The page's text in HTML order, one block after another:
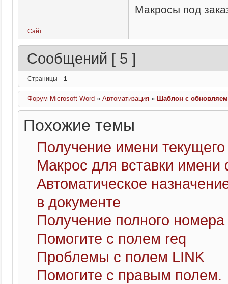
Макросы под
Сайт
Сообщений [ 5 ]
Страницы 1
Форум Microsoft Word »Автоматизация » Шаблон с
Похожие темы
Получение имени
Макрос для вставки
Автоматическое
в документе
Получение полного
Помогите с полем req
Проблемы с полем LINK
Помогите с правым полем.